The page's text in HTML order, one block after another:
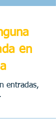
en
entradas,